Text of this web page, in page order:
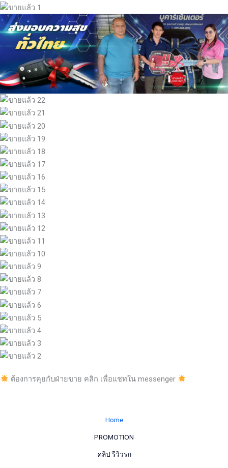
ต้องการคุยกับฝ่ายขาย คลิก เพื่อแชทใน messenger
Home
PROMOTION
คลิป รีวิวรถ